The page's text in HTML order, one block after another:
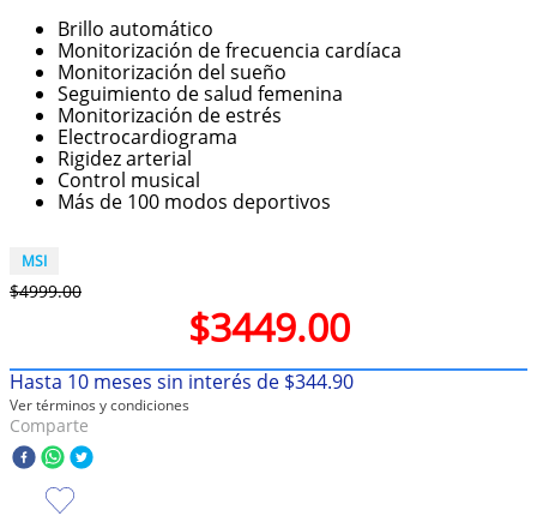
Brillo automático
Monitorización de frecuencia cardíaca
Monitorización del sueño
Seguimiento de salud femenina
Monitorización de estrés
Electrocardiograma
Rigidez arterial
Control musical
Más de 100 modos deportivos
MSI
$4999.00
$3449.00
Hasta 10 meses sin interés de $344.90
Ver términos y condiciones
Comparte
8.
manga
9.
taylor swift
10. olivia rodrigo